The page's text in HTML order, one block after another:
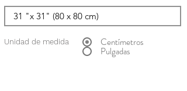
Unidad de medida Centímetros
Pulgadas